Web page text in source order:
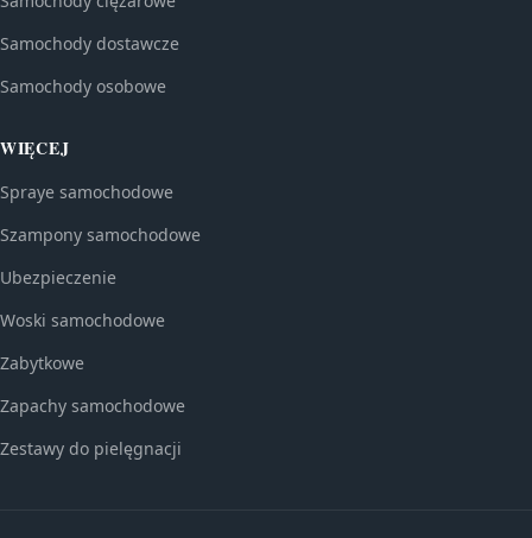
Samochody dostawcze
Samochody osobowe
WIĘCEJ
Spraye samochodowe
Szampony samochodowe
Ubezpieczenie
Woski samochodowe
Zabytkowe
Zapachy samochodowe
Zestawy do pielęgnacji